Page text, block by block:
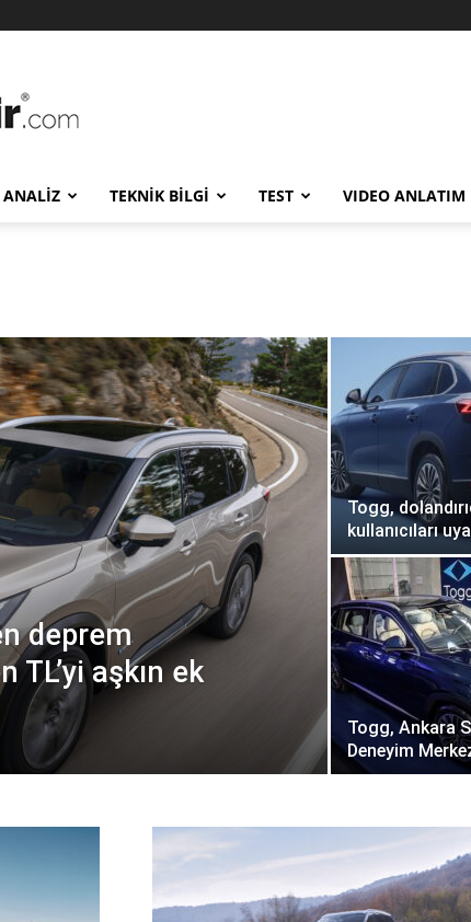
ANALİZ TEKNİK BİLGİ TEST VIDEO ANLATIM
deprem
TL’yi aşkın ek
Togg,
kullanıcıları
Togg, Ankara
Deneyim